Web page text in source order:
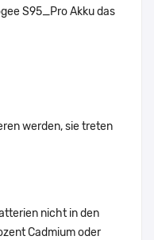
S95_Pro Akku das
werden, sie treten
nicht in den
Cadmium oder